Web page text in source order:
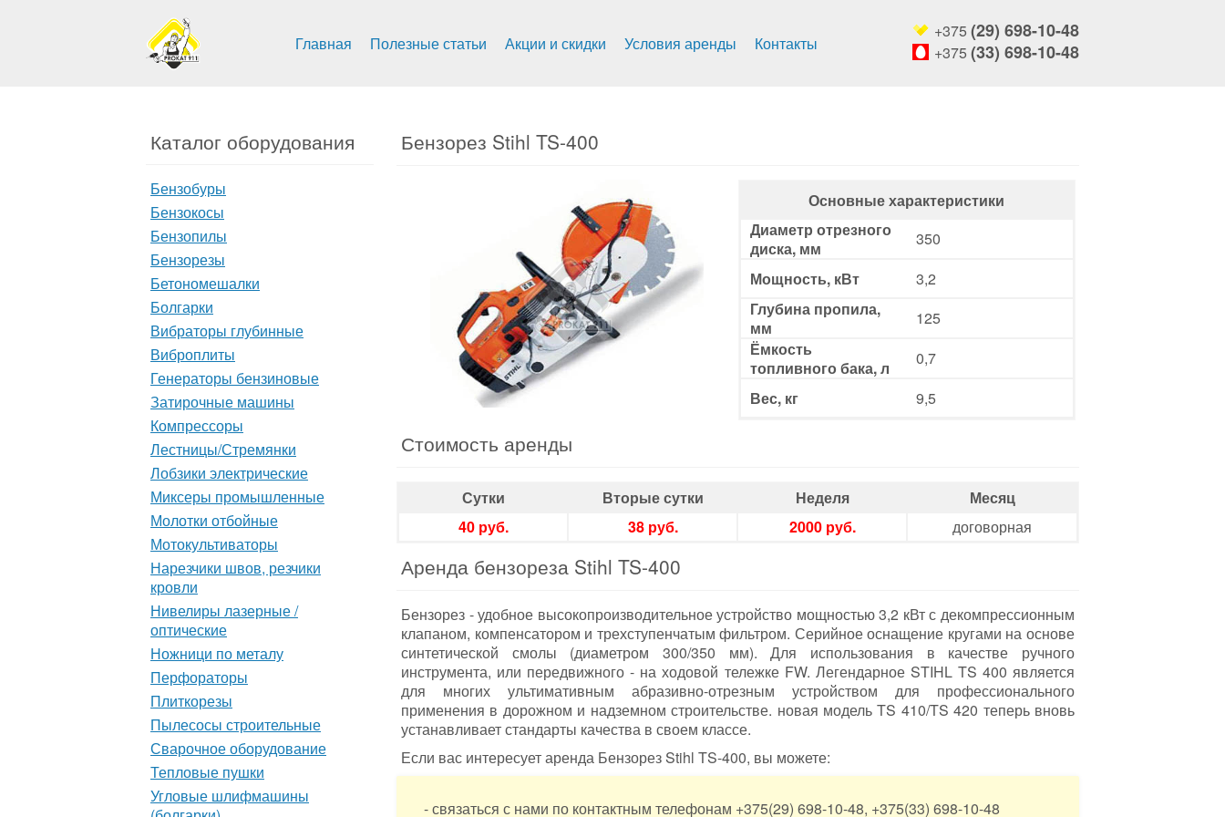
Главная Полезные статьи Акции и скидки Условия аренды Контакты
+375 (29) 698-10-48
+375 (33) 698-10-48
Каталог оборудования
Бензобуры
Бензокосы
Бензопилы
Бензорезы
Бетономешалки
Болгарки
Вибраторы глубинные
Виброплиты
Генераторы бензиновые
Затирочные машины
Компрессоры
Лестницы/Стремянки
Лобзики электрические
Миксеры промышленные
Молотки отбойные
Мотокультиваторы
Нарезчики швов, резчики
кровли
Нивелиры лазерные /
оптические
Ножници по металу
Перфораторы
Плиткорезы
Пылесосы строительные
Сварочное оборудование
Тепловые пушки
Угловые шлифмашины
Бензорез Stihl TS-400
Основные характеристики
Диаметр отрезного
диска, мм
350
Мощность, кВт
3,2
Глубина пропила,
мм
125
Ёмкость
топливного бака, л
0,7
Вес, кг
9,5
Стоимость аренды
Сутки Вторые сутки Неделя
Месяц
40 руб.
38 руб. 2000 руб. договорная
Аренда бензореза Stihl TS-400
Бензорез - удобное высокопроизводительное устройство мощностью 3,2 кВт с декомпрессионным
клапаном, компенсатором и трехступенчатым фильтром. Серийное оснащение кругами на основе
синтетической смолы (диаметром 300/350 мм). Для использования в качестве ручного
инструмента, или передвижного - на ходовой тележке FW. Легендарное STIHL TS 400 является
для многих ультимативным абразивно-отрезным устройством для профессионального
применения в дорожном и надземном строительстве. новая модель TS 410/TS 420 теперь вновь
устанавливает стандарты качества в своем классе.
Если вас интересует аренда Бензорез Stihl TS-400, вы можете:
- связаться с нами по контактным телефонам +375(29) 698-10-48, +375(33) 698-10-48